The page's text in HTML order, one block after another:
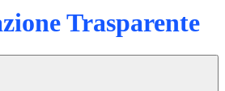
Trasparente